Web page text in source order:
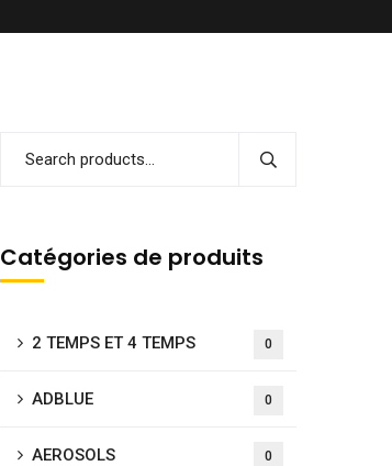
Catégories de produits
2 TEMPS ET 4 TEMPS 0
ADBLUE 0
AEROSOLS 0